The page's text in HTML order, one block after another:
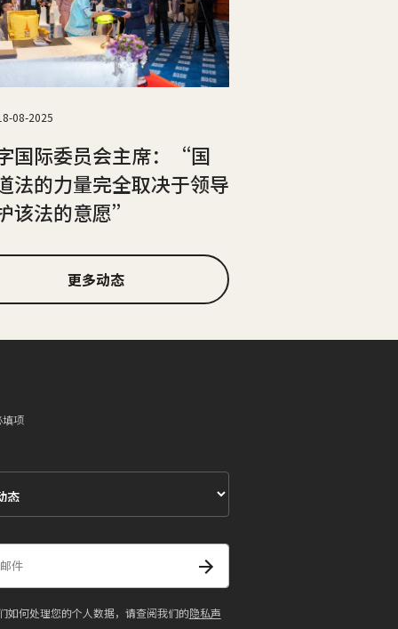
08-2025
国际委员会主席：“国
法的力量完全取决于领导
该法的意愿”
更多动态
项
如何处理您的个人数据，请查阅我们的隐私声